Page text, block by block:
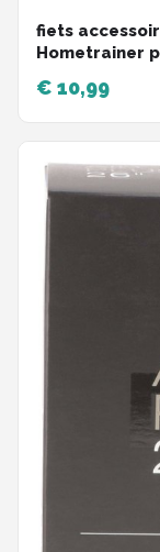
fiets
Hometrainer
pedaalriem -
€ 10,99